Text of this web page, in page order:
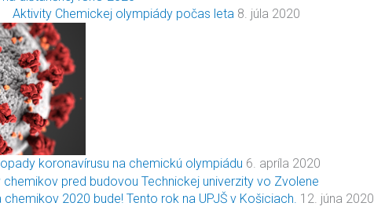
Aktivity Chemickej olympiády počas leta 8. júla 2020
koronavírusu na chemickú olympiádu 6. apríla 2020
chemikov 2020 bude! Tento rok na UPJŠ v Košiciach. 12. júna 2020